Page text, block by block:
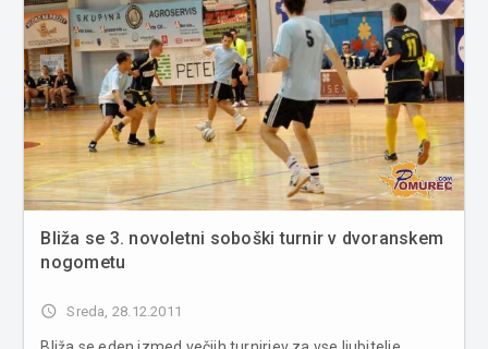
Bliža se 3. novoletni soboški turnir v dvoranskem
nogometu
access_time Sreda, 28.12.2011